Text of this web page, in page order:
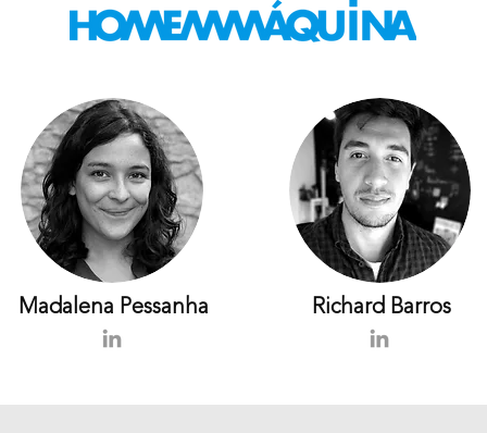
Madalena Pessanha Richard Barros